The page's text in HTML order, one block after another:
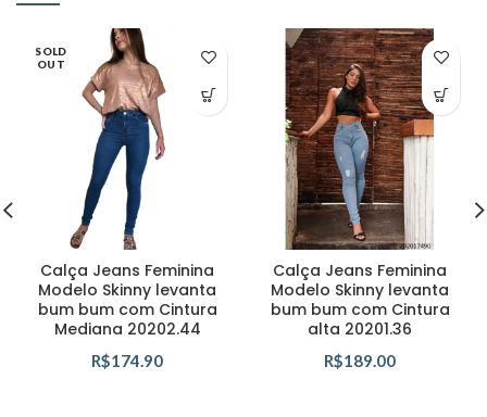
SOLD
OUT
Calça Jeans Feminina
Modelo Skinny levanta
bum bum com Cintura
Mediana 20202.44
R$174.90
Calça Jeans Feminina
Modelo Skinny levanta
bum bum com Cintura
alta 20201.36
R$189.00